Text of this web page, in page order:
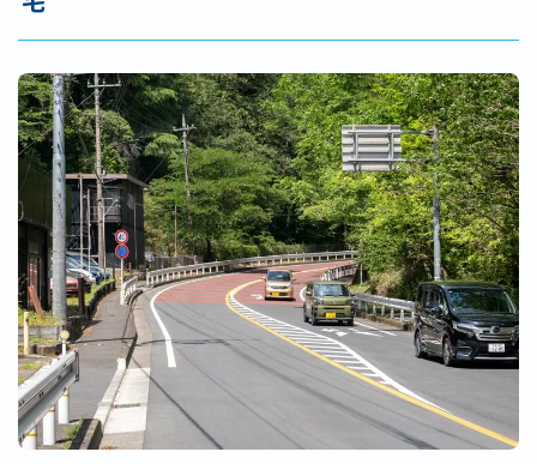
Follow Me